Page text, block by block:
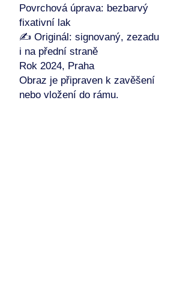
Povrchová úprava: bezbarvý
fixativní lak
✍️ Originál: signovaný, zezadu
i na přední straně
Rok 2024, Praha
Obraz je připraven k zavěšení
nebo vložení do rámu.